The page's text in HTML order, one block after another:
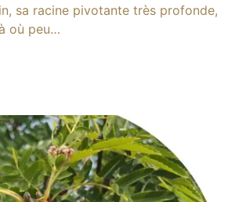
sa racine pivotante très profonde,
où peu…